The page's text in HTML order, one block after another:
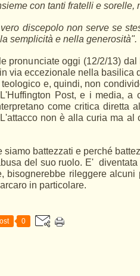
con tanti fratelli e sorelle,
discepolo non serve se
semplicità e nella generosità".
pronunciate oggi (12/2/13) dal
via eccezionale nella basilica
e, quindi, non
Post, e i media, a
come critica diretta
non è alla curia ma al
battezzati e perché
del suo ruolo. E'
bisognerebbe rileggere alcuni
in particolare.
0